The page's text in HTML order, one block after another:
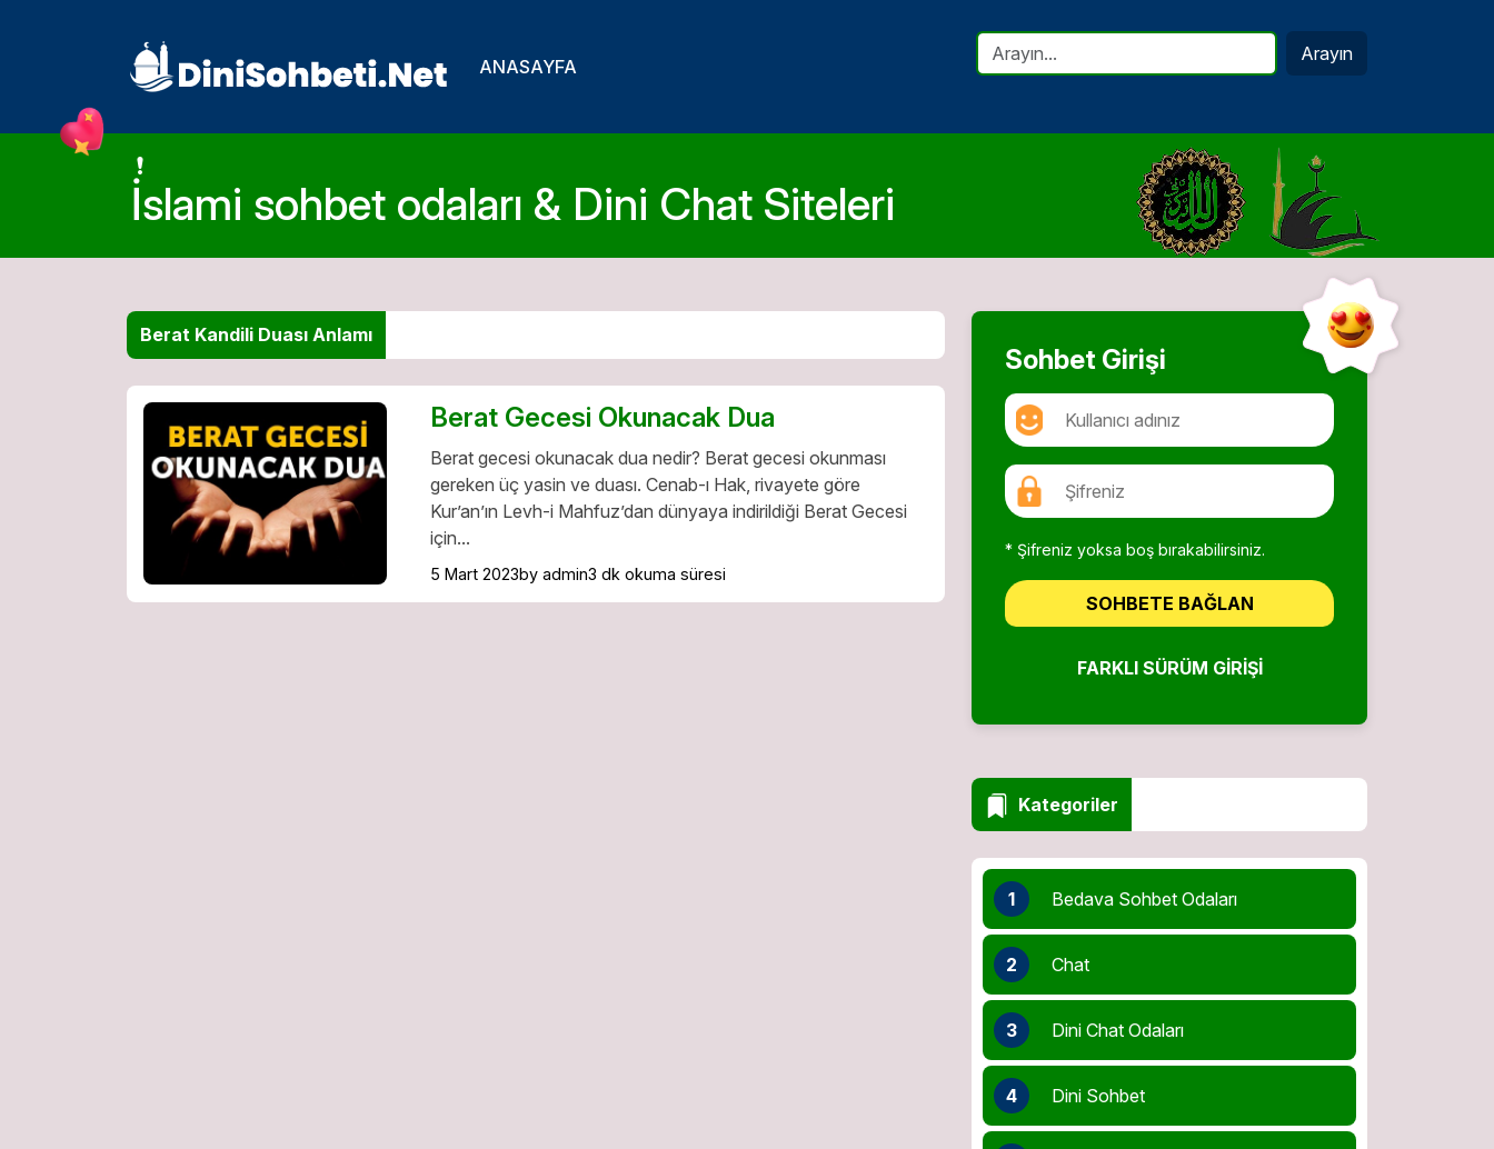
ANASAYFA
Arayın
İslami sohbet odaları & Dini Chat Siteleri
Berat Kandili Duası Anlamı
Berat Gecesi Okunacak Dua
Berat gecesi okunacak dua nedir? Berat gecesi okunması
gereken üç yasin ve duası. Cenab-ı Hak, rivayete göre
Kur’an’ın Levh-i Mahfuz’dan dünyaya indirildiği Berat Gecesi
için...
5 Mart 2023by admin3 dk okuma süresi
Sohbet Girişi
* Şifreniz yoksa boş bırakabilirsiniz.
SOHBETE BAĞLAN
FARKLI SÜRÜM GIRIŞI
Kategoriler
1 Bedava Sohbet Odaları
2 Chat
3 Dini Chat Odaları
4 Dini Sohbet